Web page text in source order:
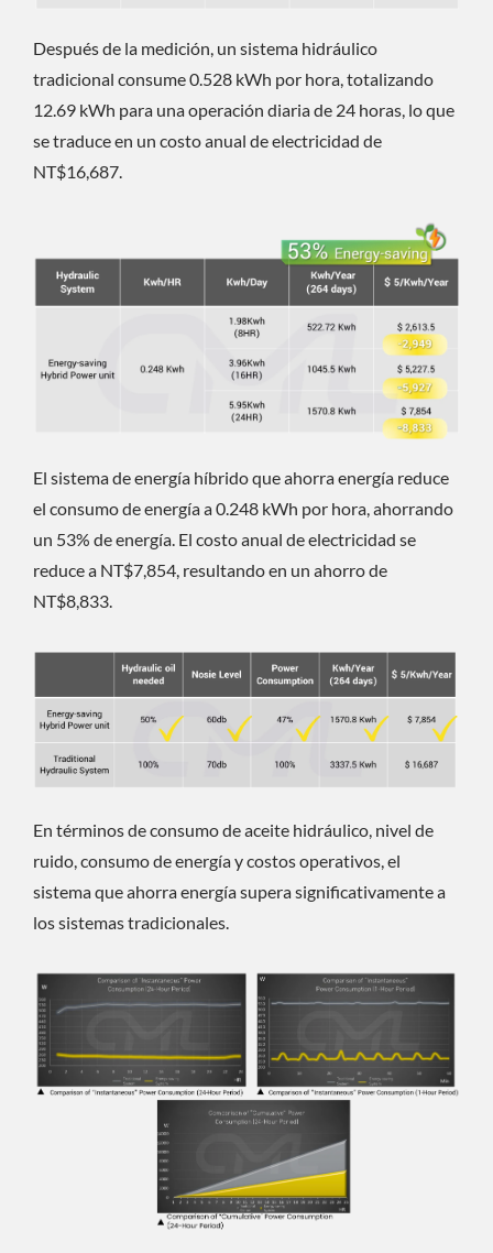
Después de la medición, un sistema hidráulico
tradicional consume 0.528 kWh por hora, totalizando
12.69 kWh para una operación diaria de 24 horas, lo que
se traduce en un costo anual de electricidad de
NT$16,687.
El sistema de energía híbrido que ahorra energía reduce
el consumo de energía a 0.248 kWh por hora, ahorrando
un 53% de energía. El costo anual de electricidad se
reduce a NT$7,854, resultando en un ahorro de
NT$8,833.
En términos de consumo de aceite hidráulico, nivel de
ruido, consumo de energía y costos operativos, el
sistema que ahorra energía supera significativamente a
los sistemas tradicionales.